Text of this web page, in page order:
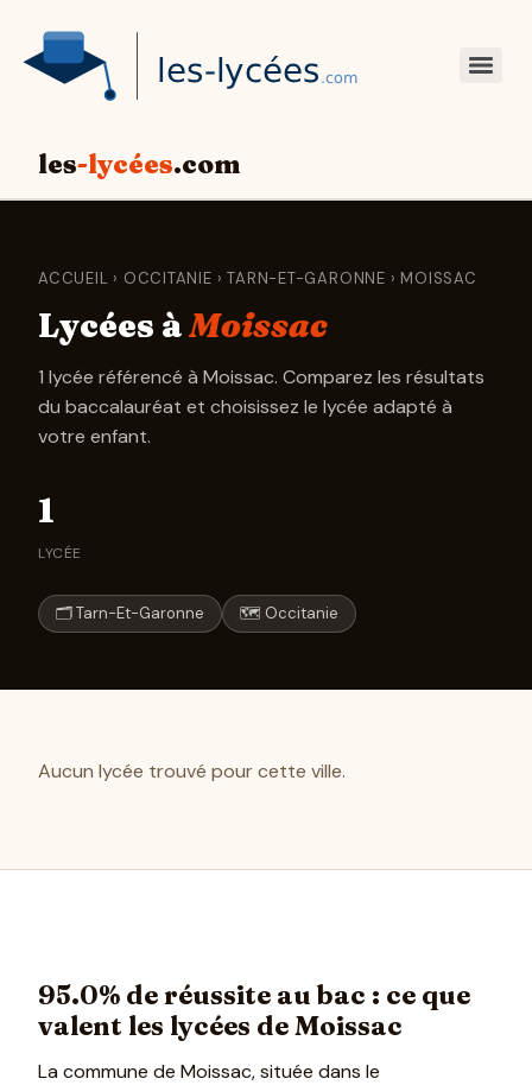
les-lycées.com
ACCUEIL › OCCITANIE ›TARN-ET-GARONNE › MOISSAC
Lycées àMoissac
1 lycée référencé à Moissac. Comparez les résultats
du baccalauréat et choisissez le lycée adapté à
votre enfant.
1
LYCÉE
🗂 Tarn-Et-Garonne 🗺 Occitanie
Aucun lycée trouvé pour cette ville.
95.0% de réussite au bac : ce que
valent les lycées de Moissac
La commune de Moissac, située dans le